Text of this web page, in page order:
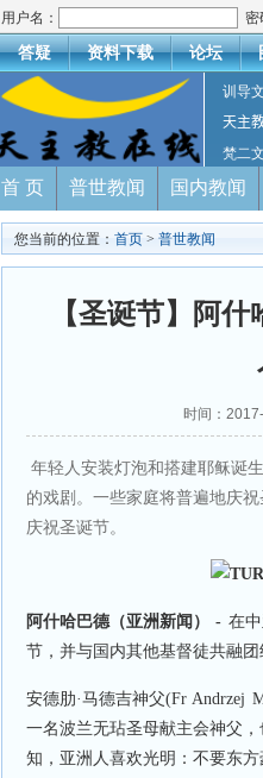
用户名： 密
答疑 资料下载 论坛
训导
天主
梵二
首 页 普世教闻 国内教闻
您当前的位置： 首页 > 普世教闻
【圣诞节】阿
时间：
年轻人安装灯泡和搭建耶稣诞
的戏剧。一些家庭将普遍地庆
庆祝圣诞节。
阿什哈巴德（亚洲新闻） - 在
节，并与国内其他基督徒共融团
安德肋·马德吉神父(Fr Andrzej
一名波兰无玷圣母献主会神父
知，亚洲人喜欢光明：不要东